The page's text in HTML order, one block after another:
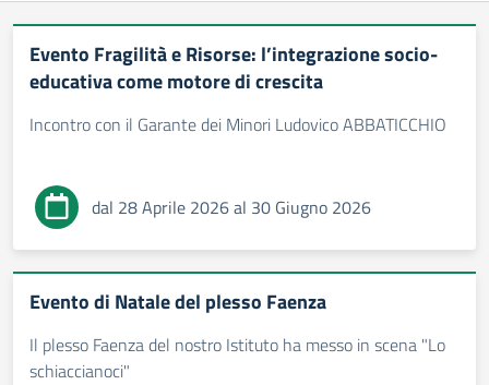
Evento Fragilità e Risorse: l’integrazione socio-
educativa come motore di crescita
Incontro con il Garante dei Minori Ludovico ABBATICCHIO
dal 28 Aprile 2026 al 30 Giugno 2026
Evento di Natale del plesso Faenza
Il plesso Faenza del nostro Istituto ha messo in scena "Lo
schiaccianoci"